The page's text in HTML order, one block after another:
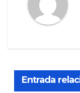
Entrada